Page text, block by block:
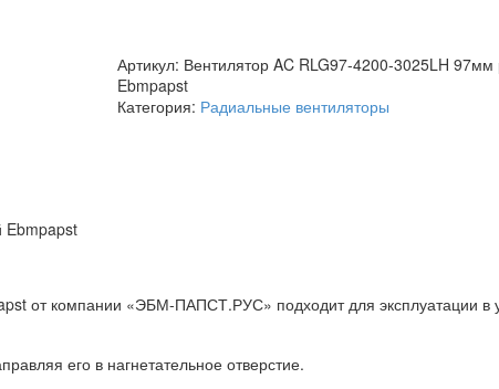
Артикул: Вентилятор AC RLG97-4200-3025LH
Ebmpapst
Категория: Радиальные вентиляторы
Ebmpapst
от компании «ЭБМ-ПАПСТ.РУС» подходит для эксплуатации в
его в нагнетательное отверстие.